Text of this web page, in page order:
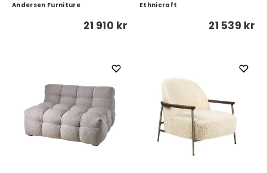
Andersen Furniture
21 910 kr
Ethnicraft
21 539 kr